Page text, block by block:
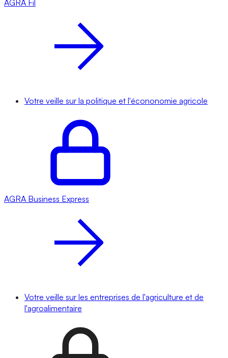
AGRA Fil
Votre veille sur la politique et l'écononomie agricole
AGRA Business Express
Votre veille sur les entreprises de l'agriculture et de
l'agroalimentaire